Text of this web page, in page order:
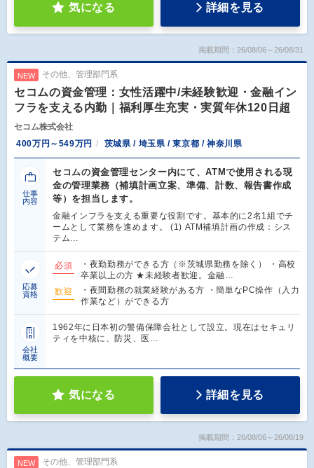
気になる 詳細を見る
掲載期間：26/08/06～26/08/31
NEW その他、管理部門系
セコムの資金管理：女性活躍中/未経験歓迎・金融イン
フラを支える内勤｜福利厚生充実・実質年休120日超
セコム株式会社
400万円～549万円
茨城県 / 埼玉県 / 東京都 / 神奈川県
仕事
内容
セコムの資金管理センター内にて、ATMで使用される現
金の管理業務（補填計画立案、準備、計数、報告書作成
等）を担当します。
金融インフラを支える重要な役割です。基本的に2名1組でチ
ームとして業務を進めます。 (1) ATM補填計画の作成：シス
テム…
応募
資格
必須
・夜勤勤務ができる方（※茨城県勤務を除く） ・高校
卒業以上の方 ★未経験者歓迎。金融…
歓迎
・夜間勤務の就業経験がある方 ・簡単なPC操作（入力
作業など）ができる方
会社
概要
1962年に日本初の警備保障会社として設立。現在はセキュリ
ティを中核に、防災、医…
気になる 詳細を見る
掲載期間：26/08/06～26/08/19
NEW その他、管理部門系